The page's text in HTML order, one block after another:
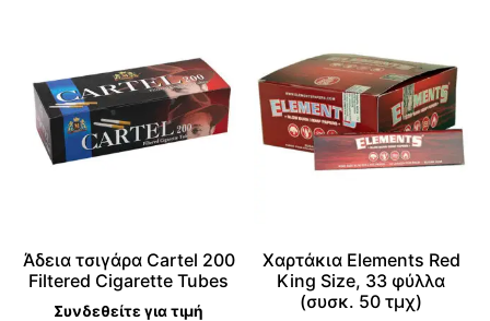
Άδεια τσιγάρα Cartel 200
Filtered Cigarette Tubes
Συνδεθείτε για τιμή
Χαρτάκια Elements Red
King Size, 33 φύλλα
(συσκ. 50 τμχ)